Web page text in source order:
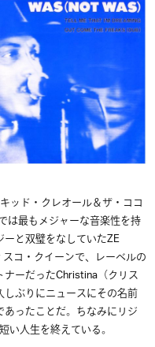
ッド・クレオール＆ザ・ココ
は最もメジャーな音楽性を持
と双璧をなしていたZE
コ・クイーンで、レーベルの
ーだったChristina（クリス
ぶりにニュースにその名前
ったことだ。ちなみにリジ
人生を終えている。